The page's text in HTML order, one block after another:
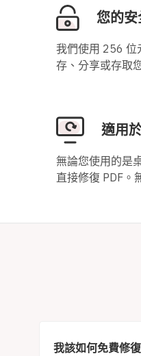
您的
我們使用 256 位
存、分享或存取
適用
無論您使用的是
直接修復 PDF。
我該如何免費修